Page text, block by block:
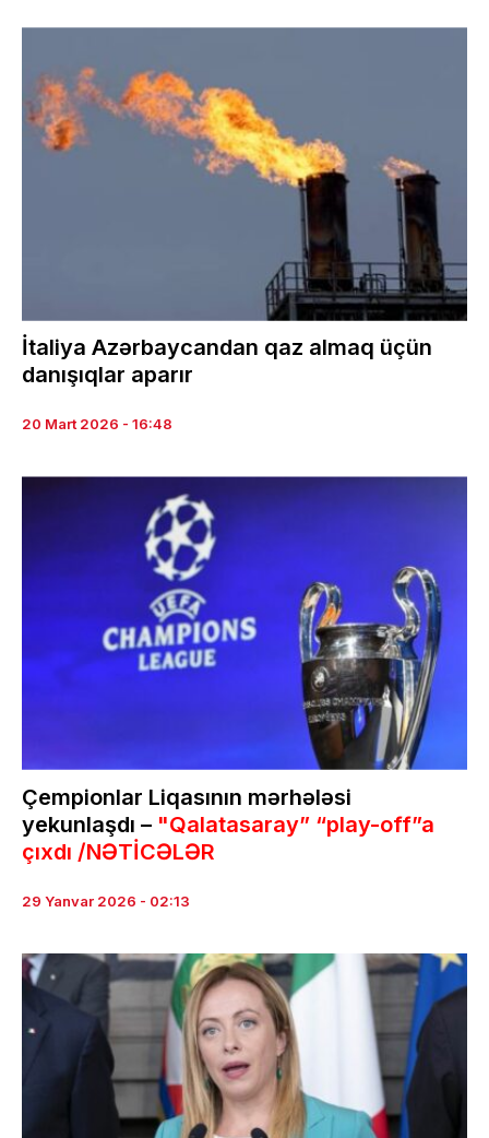
İtaliya Azərbaycandan qaz almaq üçün
danışıqlar aparır
20 Mart 2026 - 16:48
Çempionlar Liqasının mərhələsi
yekunlaşdı – "Qalatasaray” “play-off”a
çıxdı /NƏTİCƏLƏR
29 Yanvar 2026 - 02:13